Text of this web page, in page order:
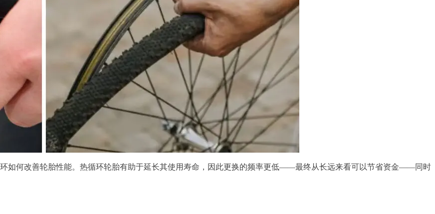
如何改善轮胎性能。热循环轮胎有助于延长其使用寿命，因此更换的频率更低——最终从长远来看可以节省资金——同时